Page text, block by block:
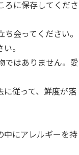
ろに保存してくださ
会ってください。
。
ではありません。愛
に従って、鮮度が落
にアレルギーを持